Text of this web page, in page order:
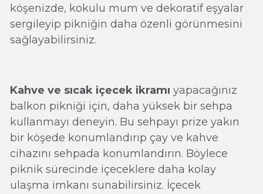
köşenizde, kokulu mum ve dekoratif eşyalar
sergileyip pikniğin daha özenli görünmesini
sağlayabilirsiniz.
Kahve ve sıcak içecek ikramı yapacağınız
balkon pikniği için, daha yüksek bir sehpa
kullanmayı deneyin. Bu sehpayı prize yakın
bir köşede konumlandırıp çay ve kahve
cihazını sehpada konumlandırın. Böylece
piknik sürecinde içeceklere daha kolay
ulaşma imkanı sunabilirsiniz. İçecek